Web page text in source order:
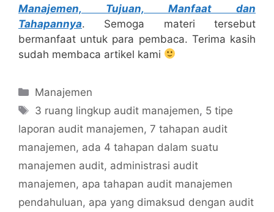
Manajemen, Tujuan, Manfaat dan
Tahapannya. Semoga materi tersebut
bermanfaat untuk para pembaca. Terima kasih
sudah membaca artikel kami
Categories
Manajemen
Tags
3 ruang lingkup audit manajemen, 5 tipe
laporan audit manajemen, 7 tahapan audit
manajemen, ada 4 tahapan dalam suatu
manajemen audit, administrasi audit
manajemen, apa tahapan audit manajemen
pendahuluan, apa yang dimaksud dengan audit